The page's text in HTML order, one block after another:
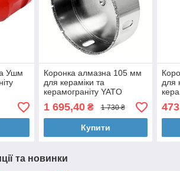
Ушм
Коронка алмазна 105 мм
для кераміки та
керамограніту YATO
1 695,40₴ 1 730 ₴
Купити
для
та новинки